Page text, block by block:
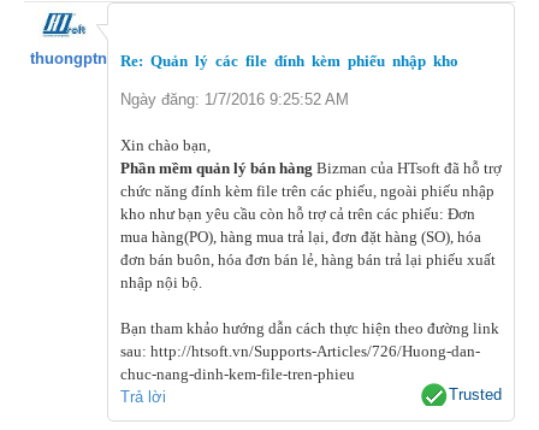
thuongptn Re: Quản lý các file đính kèm phiếu nhập kho
Ngày đăng: 1/7/2016 9:25:52 AM
Xin chào bạn,
Phần mềm quản lý bán hàng Bizman của HTsoft đã hỗ trợ
chức năng đính kèm file trên các phiếu, ngoài phiếu nhập
kho như bạn yêu cầu còn hỗ trợ cả trên các phiếu: Đơn
mua hàng(PO), hàng mua trả lại, đơn đặt hàng (SO), hóa
đơn bán buôn, hóa đơn bán lẻ, hàng bán trả lại phiếu xuất
nhập nội bộ.
Bạn tham khảo hướng dẫn cách thực hiện theo đường link
sau: http://htsoft.vn/Supports-Articles/726/Huong-dan-
chuc-nang-dinh-kem-file-tren-phieu
Trả lời
Trusted